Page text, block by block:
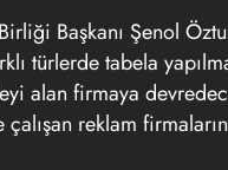
Birliği Başkanı Şenol
türlerde tabela
alan firmaya
reklam